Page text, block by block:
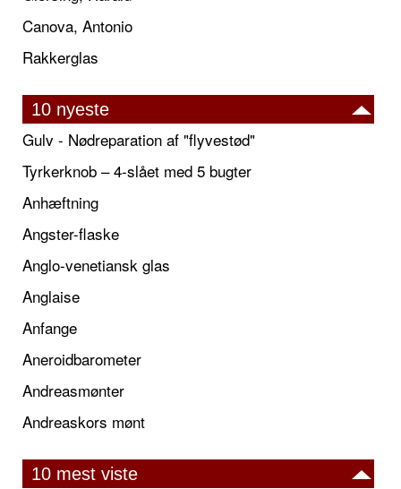
Canova, Antonio
Rakkerglas
10 nyeste
Gulv - Nødreparation af "flyvestød"
Tyrkerknob – 4-slået med 5 bugter
Anhæftning
Angster-flaske
Anglo-venetiansk glas
Anglaise
Anfange
Aneroidbarometer
Andreasmønter
Andreaskors mønt
10 mest viste